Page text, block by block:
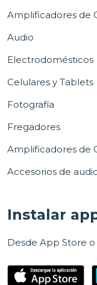
Amplificadores de
Audio
Electrodomésticos
Celulares y Tablets
Fotografía
Fregadores
Amplificadores de
Accesorios de
Instalar
Desde App Store